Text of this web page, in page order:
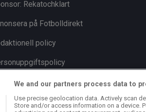
Rekatochklart
på Fotbolldirekt
policy
We and our partners process data to
Use precise geolocation data. Actively scan
Store and/or access information on a device.